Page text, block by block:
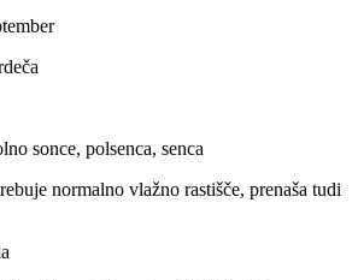
sonce, polsenca, senca
normalno vlažno rastišče, prenaša tudi